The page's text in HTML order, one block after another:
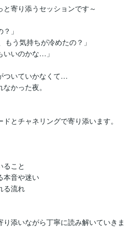
寄り添うセッションです～
」
もう気持ちが冷めたの？」
いいのかな…」
ついていかなくて…
かった夜。
とチャネリングで寄り添います。
こと
本音や迷い
る流れ
添いながら丁寧に読み解いていきま